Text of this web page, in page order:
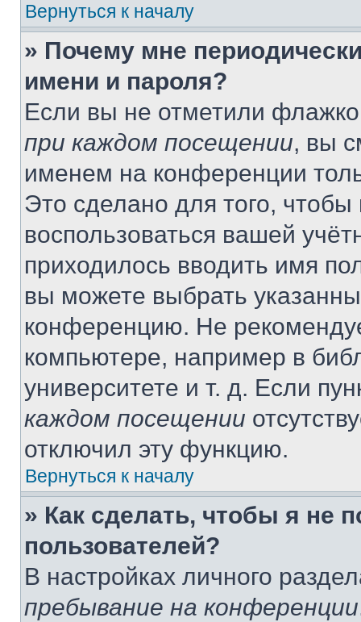
Вернуться к началу
» Почему мне
имени и пароля?
Если вы не отметили
при каждом посещении, вы
именем на конференции
Это сделано для того, чтобы
воспользоваться вашей
приходилось вводить имя
вы можете выбрать
конференцию. Не
компьютере, например в
университете и т. д. Если
каждом посещении
отключил эту функцию.
Вернуться к началу
» Как сделать, чтобы я не
пользователей?
В настройках личного
пребывание на конференции